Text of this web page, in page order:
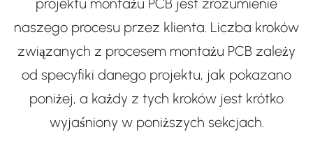
projektu montażu PCB jest zrozumienie
naszego procesu przez klienta. Liczba kroków
związanych z procesem montażu PCB zależy
od specyfiki danego projektu, jak pokazano
poniżej, a każdy z tych kroków jest krótko
wyjaśniony w poniższych sekcjach.